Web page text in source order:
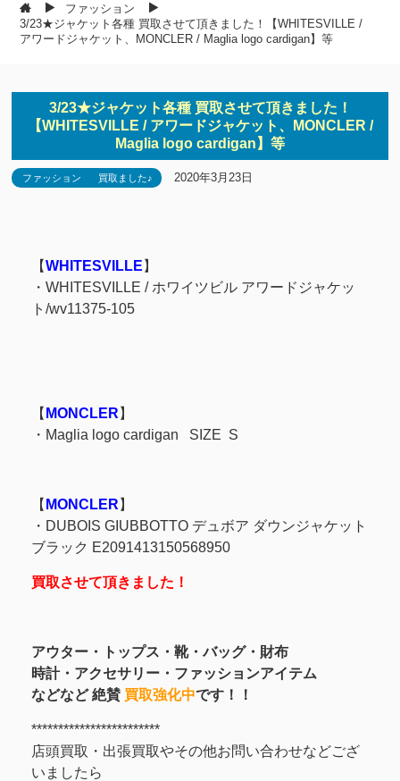
ファッション
3/23★ジャケット各種 買取させて頂きました！【WHITESVILLE /
アワードジャケット、MONCLER / Maglia logo cardigan】等
3/23★ジャケット各種 買取させて頂きました！
【WHITESVILLE / アワードジャケット、MONCLER /
Maglia logo cardigan】等
ファッション 買取ました♪ 2020年3月23日
【WHITESVILLE 】
・WHITESVILLE / ホワイツビル アワードジャケッ
ト/wv11375-105
【 MONCLER 】
・Maglia logo cardigan SIZE S
【 MONCLER 】
・DUBOIS GIUBBOTTO デュボア ダウンジャケット
ブラック E2091413150568950
買取させて頂きました！
アウター・トップス・靴・バッグ・財布
時計・アクセサリー・ファッションアイテム
などなど 絶賛 買取強化中です！！
************************
店頭買取・出張買取やその他お問い合わせなどござ
いましたら